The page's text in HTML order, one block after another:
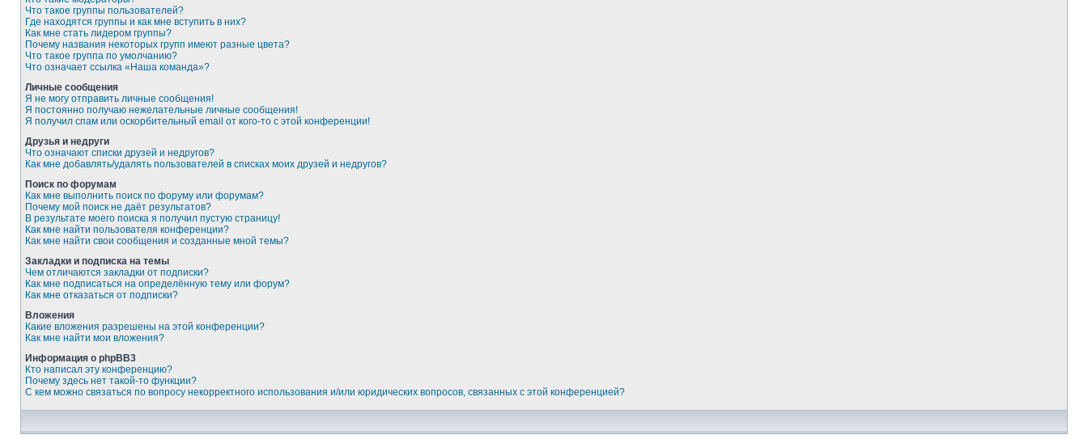
Что такое группы пользователей?
Где находятся группы и как мне вступить в них?
Как мне стать лидером группы?
Почему названия некоторых групп имеют разные цвета?
Что такое группа по умолчанию?
Что означает ссылка «Наша команда»?
Личные сообщения
Я не могу отправить личные сообщения!
Я постоянно получаю нежелательные личные сообщения!
Я получил спам или оскорбительный email от кого-то с этой конференции!
Друзья и недруги
Что означают списки друзей и недругов?
Как мне добавлять/удалять пользователей в списках моих друзей и недругов?
Поиск по форумам
Как мне выполнить поиск по форуму или форумам?
Почему мой поиск не даёт результатов?
В результате моего поиска я получил пустую страницу!
Как мне найти пользователя конференции?
Как мне найти свои сообщения и созданные мной темы?
Закладки и подписка на темы
Чем отличаются закладки от подписки?
Как мне подписаться на определённую тему или форум?
Как мне отказаться от подписки?
Вложения
Какие вложения разрешены на этой конференции?
Как мне найти мои вложения?
Информация о phpBB3
Кто написал эту конференцию?
Почему здесь нет такой-то функции?
С кем можно связаться по вопросу некорректного использования и/или юридических вопросов, связанных с этой конференцией?